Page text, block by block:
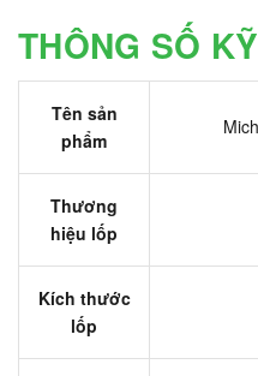
THÔNG SỐ
Tên sản
phẩm
Thương
hiệu lốp
Kích thước
lốp